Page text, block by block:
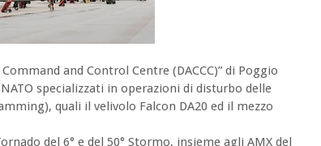
and Control Centre (DACCC)” di Poggio
specializzati in operazioni di disturbo delle
quali il velivolo Falcon DA20 ed il mezzo
del 6° e del 50° Stormo, insieme agli AMX del